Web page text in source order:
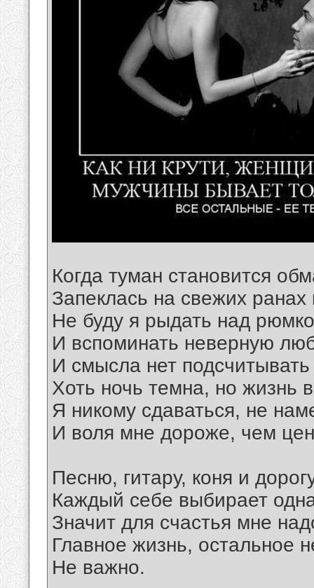
Когда туман становится
Запеклась на свежих ранах
Не буду я рыдать над
И вспоминать неверную
И смысла нет подсчитывать
Хоть ночь темна, но жизнь
Я никому сдаваться, не
И воля мне дороже, чем
Песню, гитару, коня и
Каждый себе выбирает
Значит для счастья мне
Главное жизнь, остальное
Не важно.